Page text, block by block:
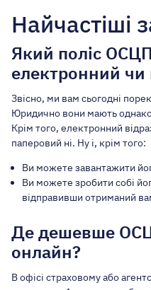
Найчастіші
Який поліс
електронний чи
Звісно, ​​ми вам сьогодні
Юридично вони мають
Крім того, електронний
паперовий ні. Ну і, крім того:
Ви можете завантажити
Ви можете зробити собі
відправивши отриманий
Де дешевше
онлайн?
В офісі страховому або